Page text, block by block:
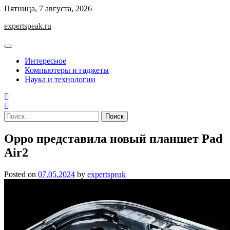
Skip
content
Пятница, 7 августа, 2026
expertspeak.ru
Интересное
Компьютеры и гаджеты
Наука и технологии
Найти:
Oppo представила новый планшет Pad
Air2
Posted on 07.05.2024 by expertspeak